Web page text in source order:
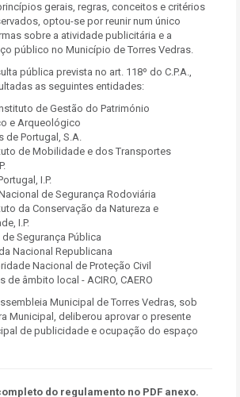
gerais, regras, conceitos e critérios
optou-se por reunir num único
sobre a atividade publicitária e a
público no Município de Torres Vedras.
pública prevista no art. 118º do C.P.A.,
as seguintes entidades:
de Gestão do Património
e Arqueológico
de Portugal, S.A.
de Mobilidade e dos Transportes
I.P.
de Segurança Rodoviária
da Conservação da Natureza e
I.P.
de Segurança Pública
Nacional Republicana
Nacional de Proteção Civil
de âmbito local - ACIRO, CAERO
Municipal de Torres Vedras, sob
Municipal, deliberou aprovar o presente
de publicidade e ocupação do espaço
do regulamento no PDF anexo.